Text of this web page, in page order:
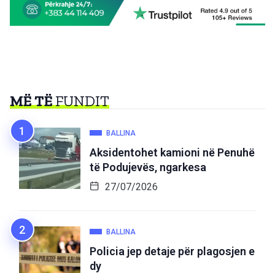
MË TËFUNDIT
BALLINA
Aksidentohet kamioni në Penuhë
të Podujevës, ngarkesa
27/07/2026
BALLINA
Policia jep detaje për plagosjen e
dy